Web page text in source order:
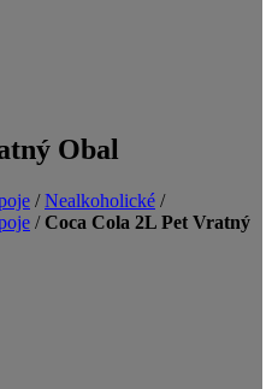
Obal
/Nealkoholické /
/Coca Cola 2L Pet Vratný